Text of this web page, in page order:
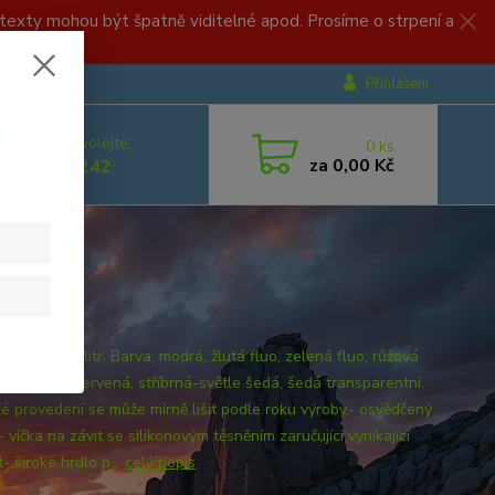
mohou být špatně viditelné apod. Prosíme o strpení a
Přihlášení
rady? Zavolejte.
499 892 242
0 ks
za 0,00 Kč
X-RACE 0,7 litr. Barva: modrá, žlutá fluo, zelená fluo, růžová
oranžová, červená, stříbrná-světle šedá, šedá transparentní.
provedení se může mírně lišit podle roku výroby.- osvědčený
víčka na závit se silikonovým těsněním zaručující vynikající
široké hrdlo p... celý popis